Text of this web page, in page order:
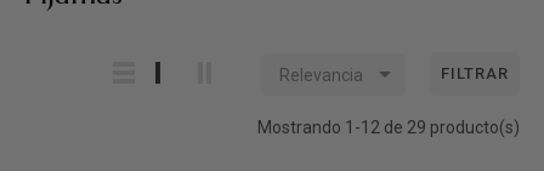
Relevancia  FILTRAR
Mostrando 1-12 de 29 producto(s)